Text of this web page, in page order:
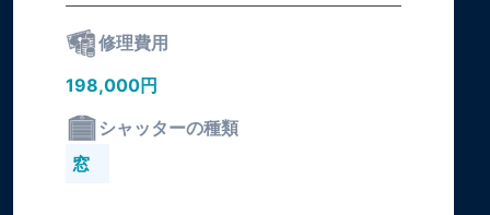
修理費用
198,000円
シャッターの種類
窓